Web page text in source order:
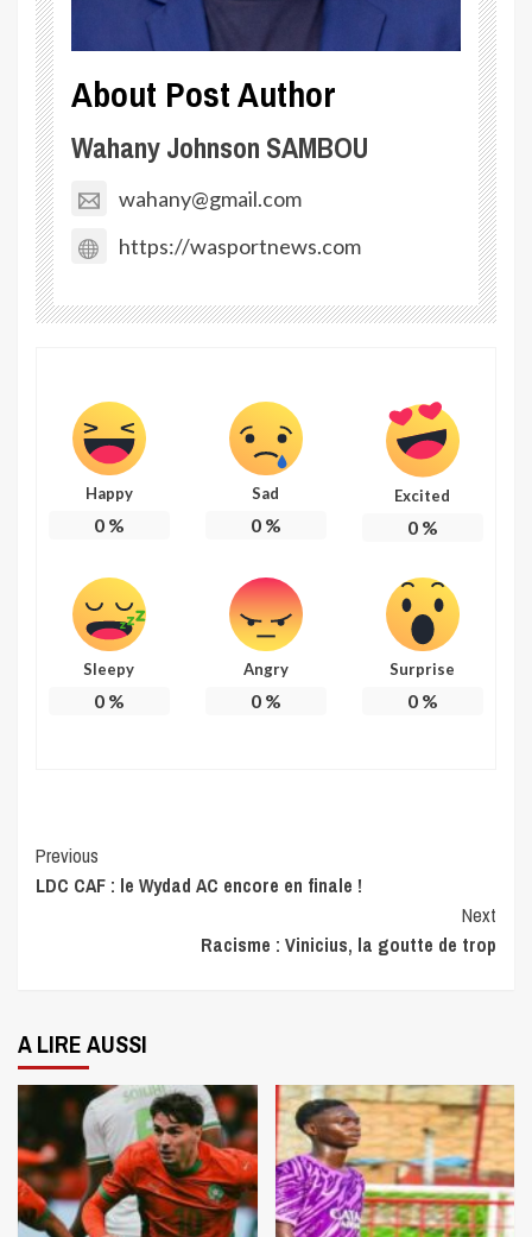
About Post Author
Wahany Johnson SAMBOU
wahany@gmail.com
https://wasportnews.com
Happy
0%
Sad
0%
Excited
0%
Sleepy
0%
Angry
0%
Surprise
0%
Continue
Reading
Previous
LDC CAF : le Wydad AC encore en finale !
Next
Racisme : Vinicius, la goutte de trop
A LIRE AUSSI